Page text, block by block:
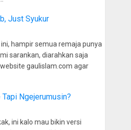
Just Syukur
hampir semua remaja punya
sarankan, diarahkan saja
gaulislam.com agar
Ngejerumusin?
ini kalo mau bikin versi